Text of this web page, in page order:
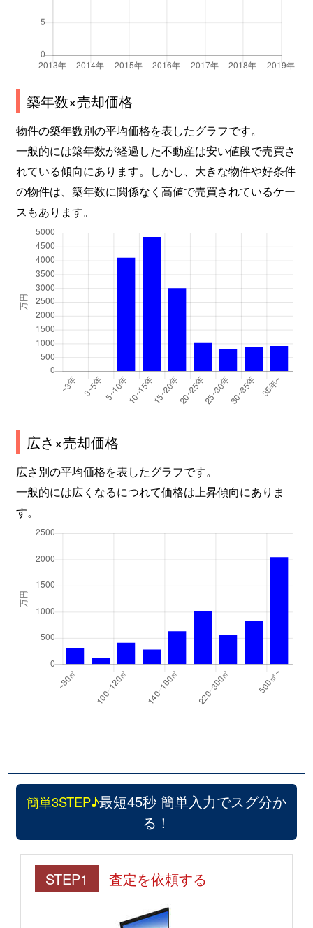
築年数×売却価格
物件の築年数別の平均価格を表したグラフです。
一般的には築年数が経過した不動産は安い値段で売買さ
れている傾向にあります。しかし、大きな物件や好条件
の物件は、築年数に関係なく高値で売買されているケー
スもあります。
広さ×売却価格
広さ別の平均価格を表したグラフです。
一般的には広くなるにつれて価格は上昇傾向にありま
す。
簡単3STEP♪最短45秒 簡単入力でスグ分か
る！
STEP1 査定を依頼する